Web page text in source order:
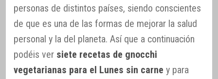
personas de distintos países, siendo conscientes
de que es una de las formas de mejorar la salud
personal y la del planeta. Así que a continuación
podéis ver siete recetas de gnocchi
vegetarianas para el Lunes sin carne y para